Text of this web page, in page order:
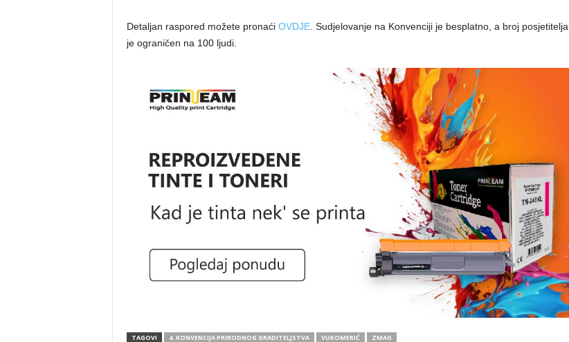
Detaljan raspored možete pronaći OVDJE. Sudjelovanje na Konvenciji je besplatno, a broj posjetitelja
je ograničen na 100 ljudi.
TAGOVI 4. KONVENCIJA PRIRODNOG GRADITELJSTVA VUKOMERIĆ ZMAG